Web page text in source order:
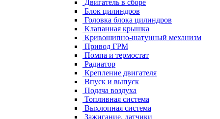
Двигатель в сборе
Блок цилиндров
Головка блока цилиндров
Клапанная крышка
Кривошипно-шатунный механизм
Привод ГРМ
Помпа и термостат
Радиатор
Крепление двигателя
Впуск и выпуск
Подача воздуха
Топливная система
Выхлопная система
Зажигание, датчики